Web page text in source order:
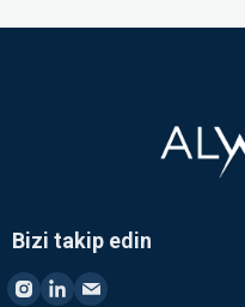
Bizi takip edin